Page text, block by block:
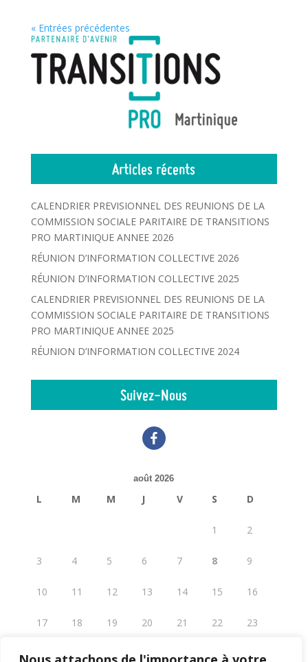
« Entrées précédentes
Articles récents
CALENDRIER PREVISIONNEL DES REUNIONS DE LA
COMMISSION SOCIALE PARITAIRE DE TRANSITIONS
PRO MARTINIQUE ANNEE 2026
RÉUNION D’INFORMATION COLLECTIVE 2026
RÉUNION D’INFORMATION COLLECTIVE 2025
CALENDRIER PREVISIONNEL DES REUNIONS DE LA
COMMISSION SOCIALE PARITAIRE DE TRANSITIONS
PRO MARTINIQUE ANNEE 2025
RÉUNION D’INFORMATION COLLECTIVE 2024
Suivez-Nous
facebook
août 2026
L M M J V S D
1 2
3 4 5 6 7 8 9
10 11 12 13 14 15 16
17 18 19 20 21 22 23
27 28 29 30